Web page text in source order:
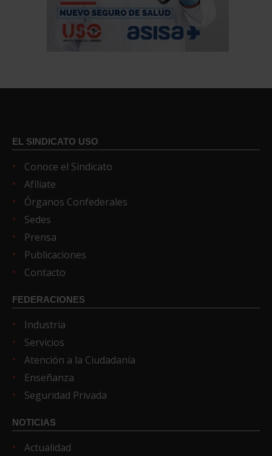
EL SINDICATO USO
Conoce el Sindicato
Afíliate
Órganos Confederales
Sedes
Prensa
Publicaciones
Contacto
FEDERACIONES
Industria
Servicios
Atención a la Ciudadanía
Enseñanza
Seguridad Privada
NOTICIAS
Actualidad